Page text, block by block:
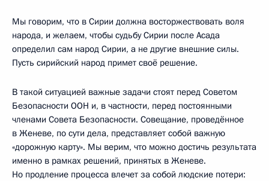
Мы говорим, что в Сирии должна восторжествовать воля
народа, и желаем, чтобы судьбу Сирии после Асада
определил сам народ Сирии, а не другие внешние силы.
Пусть сирийский народ примет своё решение.
В такой ситуацией важные задачи стоят перед Советом
Безопасности ООН и, в частности, перед постоянными
членами Совета Безопасности. Совещание, проведённое
в Женеве, по сути дела, представляет собой важную
«дорожную карту». Мы верим, что можно достичь результата
именно в рамках решений, принятых в Женеве.
Но продление процесса влечет за собой людские потери: